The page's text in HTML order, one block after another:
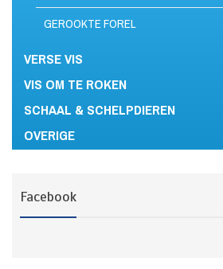
GEROOKTE FOREL
VERSE VIS
VIS OM TE ROKEN
SCHAAL & SCHELPDIEREN
OVERIGE
Facebook